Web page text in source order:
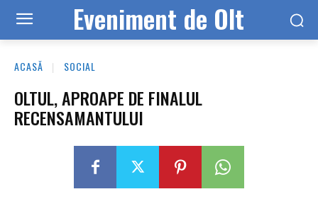
Eveniment de Olt
ACASĂ SOCIAL
OLTUL, APROAPE DE FINALUL
RECENSAMANTULUI